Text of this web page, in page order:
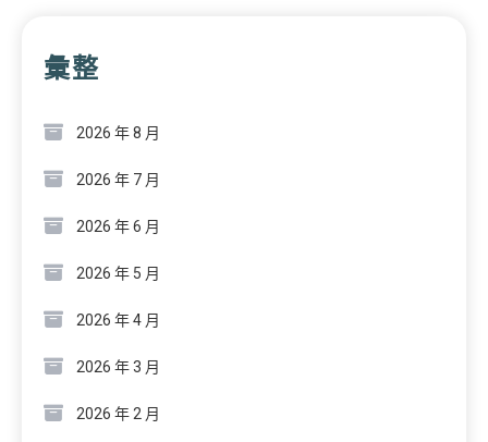
彙整
2026 年 8 月
2026 年 7 月
2026 年 6 月
2026 年 5 月
2026 年 4 月
2026 年 3 月
2026 年 2 月